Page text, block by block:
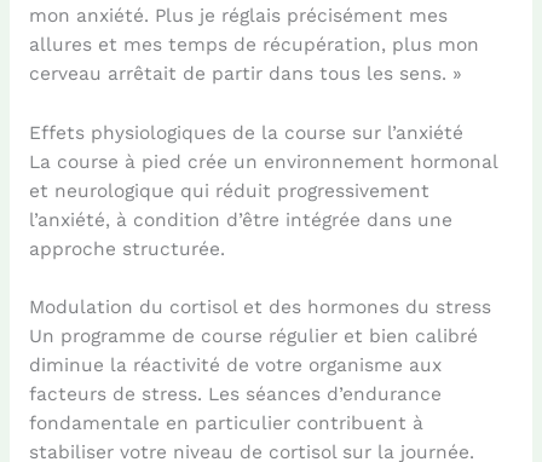
mon anxiété. Plus je réglais précisément mes
allures et mes temps de récupération, plus mon
cerveau arrêtait de partir dans tous les sens. »
Effets physiologiques de la course sur l’anxiété
La course à pied crée un environnement hormonal
et neurologique qui réduit progressivement
l’anxiété, à condition d’être intégrée dans une
approche structurée.
Modulation du cortisol et des hormones du stress
Un programme de course régulier et bien calibré
diminue la réactivité de votre organisme aux
facteurs de stress. Les séances d’endurance
fondamentale en particulier contribuent à
stabiliser votre niveau de cortisol sur la journée.